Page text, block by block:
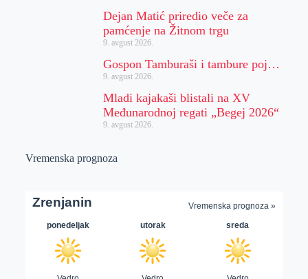
Dejan Matić priredio veče za
pamćenje na Žitnom trgu
9. avgust 2026.
Gospon Tamburaši i tambure poj…
9. avgust 2026.
Mladi kajakaši blistali na XV
Međunarodnoj regati „Begej 2026“
9. avgust 2026.
Vremenska prognoza